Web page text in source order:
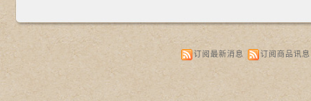
订阅最新消息 订阅商品讯息